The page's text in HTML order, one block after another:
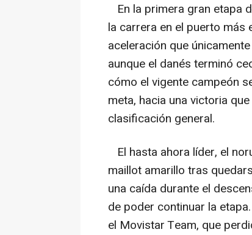
En la primera gran etapa
la carrera en el puerto más
aceleración que
aunque el danés terminó
cómo el vigente campeón
meta, hacia una victoria
clasificación general.
El hasta ahora líder, el
maillot amarillo tras
una caída durante el
de poder continuar la
el Movistar Team, que